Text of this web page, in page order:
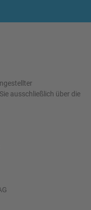
ausschließlich über die